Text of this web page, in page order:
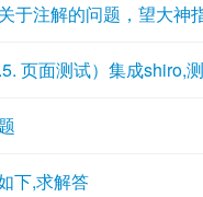
于注解的问题，望大神
页面测试）集成shiro,
下,求解答